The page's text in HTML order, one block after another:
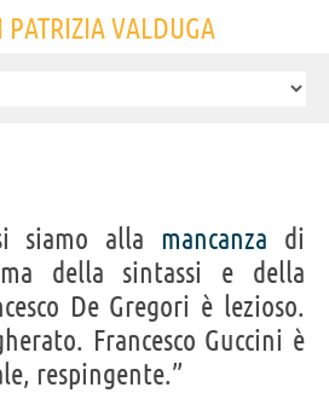
PATRIZIA VALDUGA
siamo alla mancanza di
della sintassi e della
De Gregori è lezioso.
Francesco Guccini è
respingente.”